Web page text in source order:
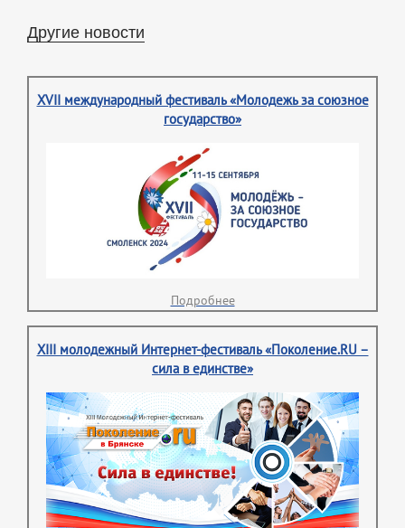
Другие новости
XVII международный фестиваль «Молодежь за союзное
государство»
Подробнее
XIII молодежный Интернет-фестиваль «Поколение.RU –
сила в единстве»